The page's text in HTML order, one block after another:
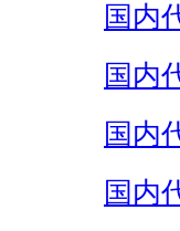
国内
国内
国内
国内